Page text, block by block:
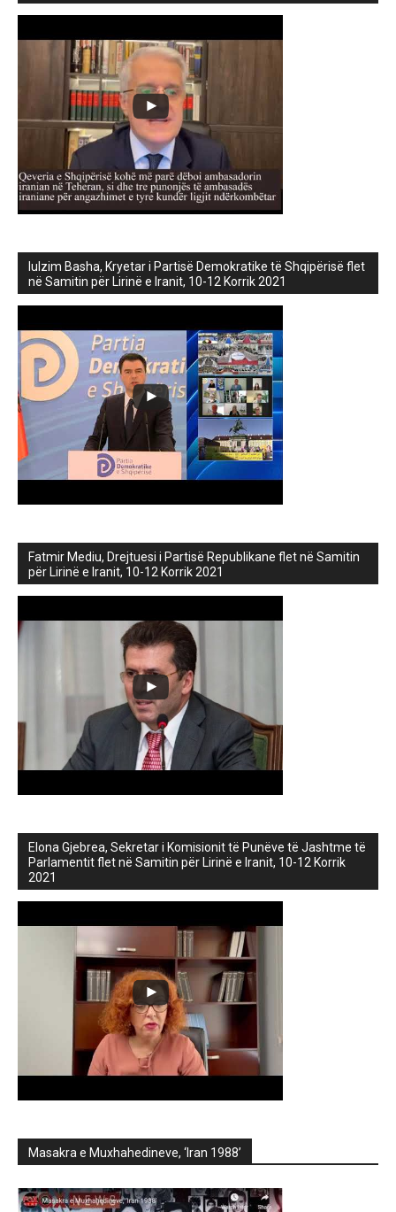
lulzim Basha, Kryetar i Partisë Demokratike të Shqipërisë flet
në Samitin për Lirinë e Iranit, 10-12 Korrik 2021
Fatmir Mediu, Drejtuesi i Partisë Republikane flet në Samitin
për Lirinë e Iranit, 10-12 Korrik 2021
Elona Gjebrea, Sekretar i Komisionit të Punëve të Jashtme të
Parlamentit flet në Samitin për Lirinë e Iranit, 10-12 Korrik
2021
Masakra e Muxhahedineve, ‘Iran 1988’